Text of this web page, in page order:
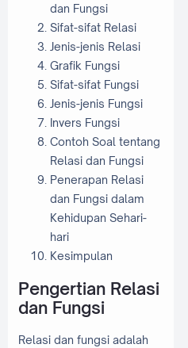
dan Fungsi
Sifat-sifat Relasi
Jenis-jenis Relasi
Grafik Fungsi
Sifat-sifat Fungsi
Jenis-jenis Fungsi
Invers Fungsi
Contoh Soal tentang
Relasi dan Fungsi
Penerapan Relasi
dan Fungsi dalam
Kehidupan Sehari-
hari
Kesimpulan
Pengertian Relasi
dan Fungsi
Relasi dan fungsi adalah